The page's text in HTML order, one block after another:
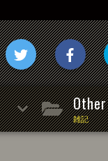
Other
雑記